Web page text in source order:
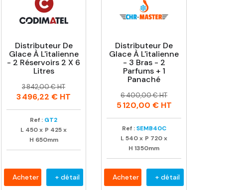
Distributeur De
Glace À L'italienne
- 2 Réservoirs 2 X 6
Litres
Prix
Prix
habituel
3 842,00 € HT
3 496,22 € HT
Ref : GT2
L 450x P 425x
H 650mm
Acheter + détail
Distributeur De
Glace À L'italienne
- 3 Bras - 2
Parfums + 1
Panaché
Prix
Prix
habituel
6 400,00 € HT
5 120,00 €HT
Ref : SEMB40C
L540x P 720x
H 1350mm
Acheter + détail